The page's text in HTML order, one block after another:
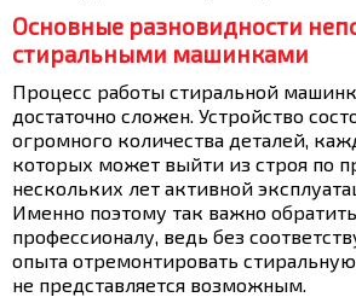
Основные разновидности
стиральными машинками
Процесс работы стиральной
достаточно сложен. Устройство
огромного количества деталей,
которых может выйти из строя по
нескольких лет активной
Именно поэтому так важно
профессионалу, ведь без
опыта отремонтировать
не представляется возможным.